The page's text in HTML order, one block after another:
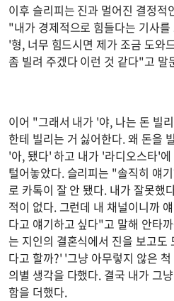
이후 슬리피는 진과 멀어진 결정적
"내가 경제적으로 힘들다는 기사
'형, 너무 힘드시면 제가 조금 도와
좀 빌려 주겠다 이런 것 같다"고 말
이어 "그래서 내가 '야, 나는 돈 빌
한테 빌리는 거 싫어한다. 왜 돈을
'아, 됐다' 하고 내가 '라디오스타'
털어놓았다. 슬리피는 "솔직히 얘
로 카톡이 잘 안 됐다. 내가 잘못했
적이 없다. 그런데 내 채널이니까
다고 얘기하고 싶다"고 말해 안타
는 지인의 결혼식에서 진을 보고
다고 할까?' '그냥 아무렇지 않은
의별 생각을 다했다. 결국 내가 그
함을 더했다.